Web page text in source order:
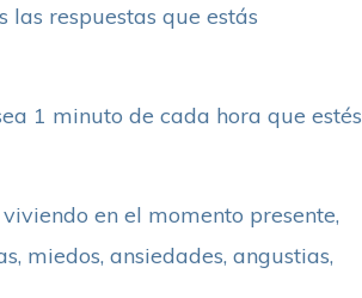
las respuestas que estás
1 minuto de cada hora que estés
en el momento presente,
miedos, ansiedades, angustias,